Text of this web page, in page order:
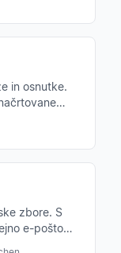
in osnutke.
zbore. S
e-pošto